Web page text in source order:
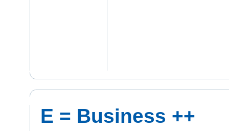
E = Business ++